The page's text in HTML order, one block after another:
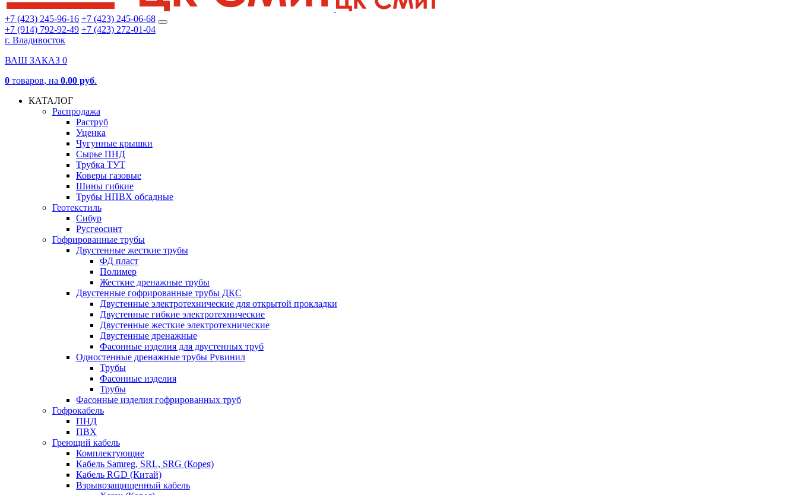
+7 (423) 245-96-16 +7 (423) 245-06-68
+7 (914) 792-92-49 +7 (423) 272-01-04
г. Владивосток
ВАШ ЗАКАЗ 0
0 товаров, на 0.00 руб.
КАТАЛОГ
Распродажа
Раструб
Уценка
Чугунные крышки
Сырье ПНД
Трубка ТУТ
Коверы газовые
Шины гибкие
Трубы НПВХ обсадные
Геотекстиль
Сибур
Русгеосинт
Гофрированные трубы
Двустенные жесткие трубы
ФД пласт
Полимер
Жесткие дренажные трубы
Двустенные гофрированные трубы ДКС
Двустенные электротехнические для открытой прокладки
Двустенные гибкие электротехнические
Двустенные жесткие электротехнические
Двустенные дренажные
Фасонные изделия для двустенных труб
Одностенные дренажные трубы Рувинил
Трубы
Фасонные изделия
Трубы
Фасонные изделия гофрированных труб
Гофрокабель
ПНД
ПВХ
Греющий кабель
Комплектующие
Кабель Samreg, SRL, SRG (Корея)
Кабель RGD (Китай)
Взрывозащищенный кабель